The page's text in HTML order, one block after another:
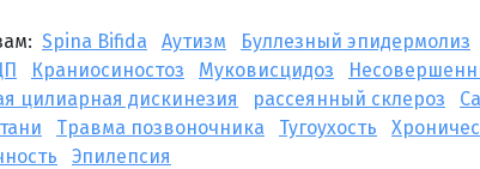
Spina Bifida Аутизм Буллезный эпидермолиз
Краниосиностоз Муковисцидоз
цилиарная дискинезия
рассеянный склероз
Травма позвоночника Тугоухость
Эпилепсия